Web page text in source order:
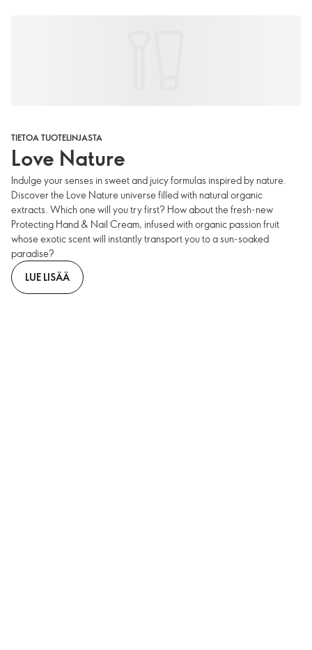
TIETOA TUOTELINJASTA
Love Nature
Indulge your senses in sweet and juicy formulas inspired by nature.
Discover the Love Nature universe filled with natural organic
extracts. Which one will you try first? How about the fresh-new
Protecting Hand & Nail Cream, infused with organic passion fruit
whose exotic scent will instantly transport you to a sun-soaked
paradise?
LUE LISÄÄ